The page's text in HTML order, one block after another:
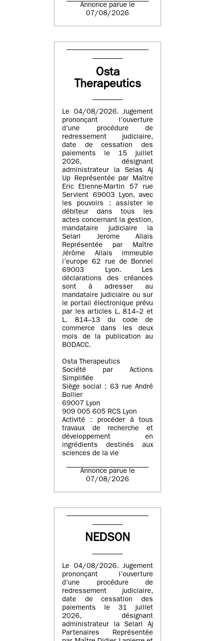
Annonce parue le
07/08/2026
Osta
Therapeutics
Le 04/08/2026. Jugement
prononçant l’ouverture
d’une procédure de
redressement judiciaire,
date de cessation des
paiements le 15 juillet
2026, désignant
administrateur la Selas Aj
Up Représentée par Maître
Eric Etienne-Martin 57 rue
Servient 69003 Lyon, avec
les pouvoirs : assister le
débiteur dans tous les
actes concernant la gestion,
mandataire judiciaire la
Selarl Jerome Allais
Représentée par Maître
Jérôme Allais immeuble
l’europe 62 rue de Bonnel
69003 Lyon. Les
déclarations des créances
sont à adresser au
mandataire judiciaire ou sur
le portail électronique prévu
par les articles L. 814–2 et
L. 814–13 du code de
commerce dans les deux
mois de la publication au
BODACC.
Osta Therapeutics
Société par Actions
Simplifiée
Siège social : 63 rue André
Bollier
69007 Lyon
909 005 605 RCS Lyon
Activité : procéder à tous
travaux de recherche et
développement en
ingrédients destinés aux
sciences de la vie
Annonce parue le
07/08/2026
NEDSON
Le 04/08/2026. Jugement
prononçant l’ouverture
d’une procédure de
redressement judiciaire,
date de cessation des
paiements le 31 juillet
2026, désignant
administrateur la Selarl Aj
Partenaires Représentée